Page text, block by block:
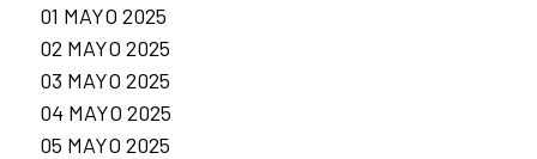
01 MAYO 2025
02 MAYO 2025
03 MAYO 2025
04 MAYO 2025
05 MAYO 2025